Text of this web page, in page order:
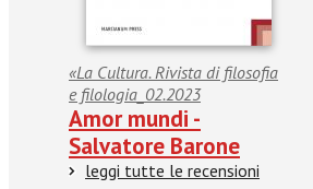
«La Cultura. Rivista di filosofia
e filologia_02.2023
Amor mundi -
Salvatore Barone
leggi tutte le recensioni